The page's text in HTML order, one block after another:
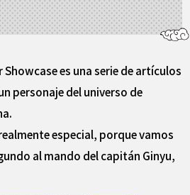
es una serie de artículos
personaje del universo de
especial, porque vamos
al mando del capitán Ginyu,